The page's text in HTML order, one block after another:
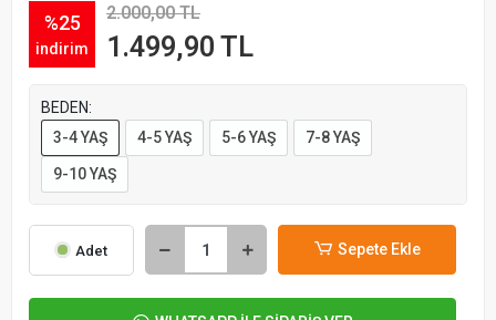
%25
indirim
2.000,00 TL
1.499,90 TL
BEDEN:
3-4 YAŞ
4-5 YAŞ 5-6 YAŞ 7-8 YAŞ
9-10 YAŞ
Adet Sepete Ekle